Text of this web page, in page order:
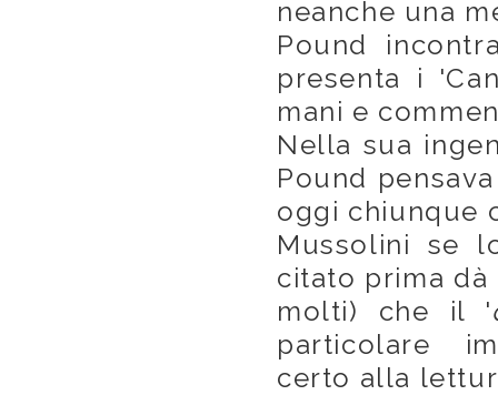
neanche una
Pound
presenta i
mani e
Nella sua
Pound
oggi chiunque
Mussolini se
citato prima dà
molti) che il '
particolare
certo alla